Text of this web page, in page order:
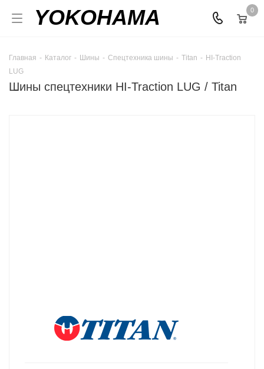
YOKOHAMA 0
Главная - Каталог - Шины - Спецтехника шины - Titan - HI-Traction
LUG
Шины спецтехники HI-Traction LUG / Titan